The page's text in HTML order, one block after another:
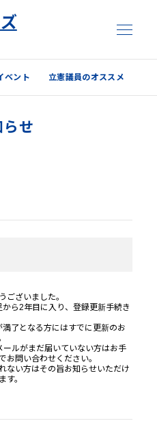
ベント 立憲議員のオススメ
らせ
ございました。
ら2年目に入り、 登録更新手続き
了となる方にはすでに更新のお
ールがまだ届いていない方はお手
お問い合わせください。
ない方はその旨お知らせいただけ
す。